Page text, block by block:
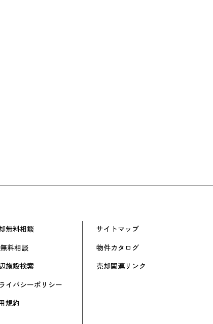
無料相談
料相談
施設検索
イバシーポリシー
規約
サイトマップ
物件カタログ
売却関連リンク